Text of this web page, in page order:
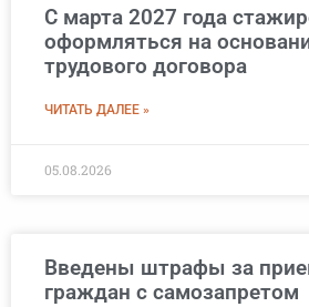
С марта 2027 года
оформляться на
трудового договора
ЧИТАТЬ ДАЛЕЕ »
05.08.2026
Введены штрафы за
граждан с самозапретом